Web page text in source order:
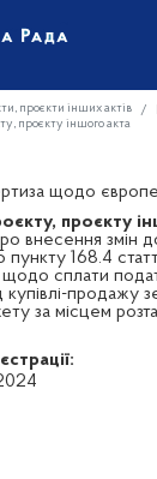
проєкти інших актів
проєкту іншого акта
щодо
проєкту
внесення змін
пункту 168.4
щодо сплати
купівлі-продажу
за місцем